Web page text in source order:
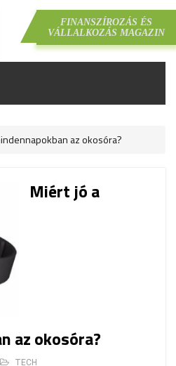
FINANSZÍROZÁS ÉS
VÁLLALKOZÁS MAGAZIN
az okosóra?
Miért jó a
az okosóra?
TECH